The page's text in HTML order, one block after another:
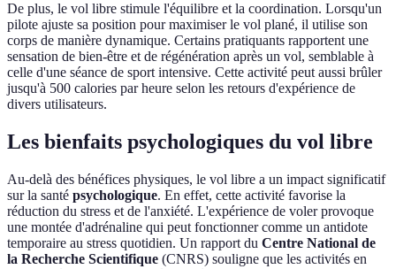
De plus, le vol libre stimule l'équilibre et la coordination. Lorsqu'un
pilote ajuste sa position pour maximiser le vol plané, il utilise son
corps de manière dynamique. Certains pratiquants rapportent une
sensation de bien-être et de régénération après un vol, semblable à
celle d'une séance de sport intensive. Cette activité peut aussi brûler
jusqu'à 500 calories par heure selon les retours d'expérience de
divers utilisateurs.
Les bienfaits psychologiques du vol libre
Au-delà des bénéfices physiques, le vol libre a un impact significatif
sur la santé psychologique. En effet, cette activité favorise la
réduction du stress et de l'anxiété. L'expérience de voler provoque
une montée d'adrénaline qui peut fonctionner comme un antidote
temporaire au stress quotidien. Un rapport du Centre National de
la Recherche Scientifique (CNRS) souligne que les activités en